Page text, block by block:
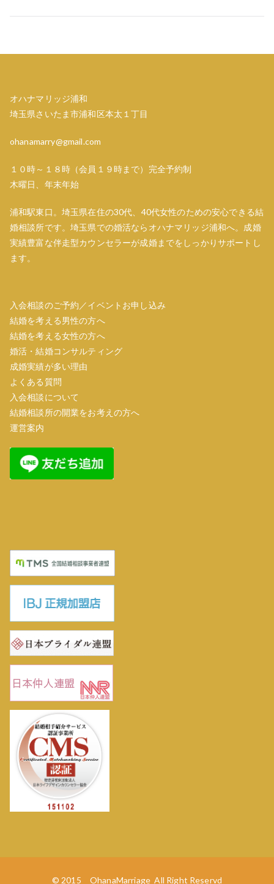
ゲ
シ
ョ
ン
オハナマリッジ浦和
埼玉県さいたま市浦和区本太１丁目
ohanamarry@gmail.com
１０時～１８時（会員１９時まで）完全予約制
木曜日、年末年始
浦和駅東口。埼玉県在住の30代、40代女性のための安心できる結
婚相談所です。埼玉県での婚活ならオハナマリッジ浦和へ。成婚
実績豊富な伴走型カウンセラーが成婚までをしっかりサポートし
ます。
入会相談のご予約／イベントお申し込み
結婚を考える男性の方へ
結婚を考える女性の方へ
婚活・結婚コンサルティング
成婚実績が多い理由
よくある質問
入会相談について
結婚相談所の開業をお考えの方へ
運営案内
© 2015 OhanaMarriage All Right Reservd